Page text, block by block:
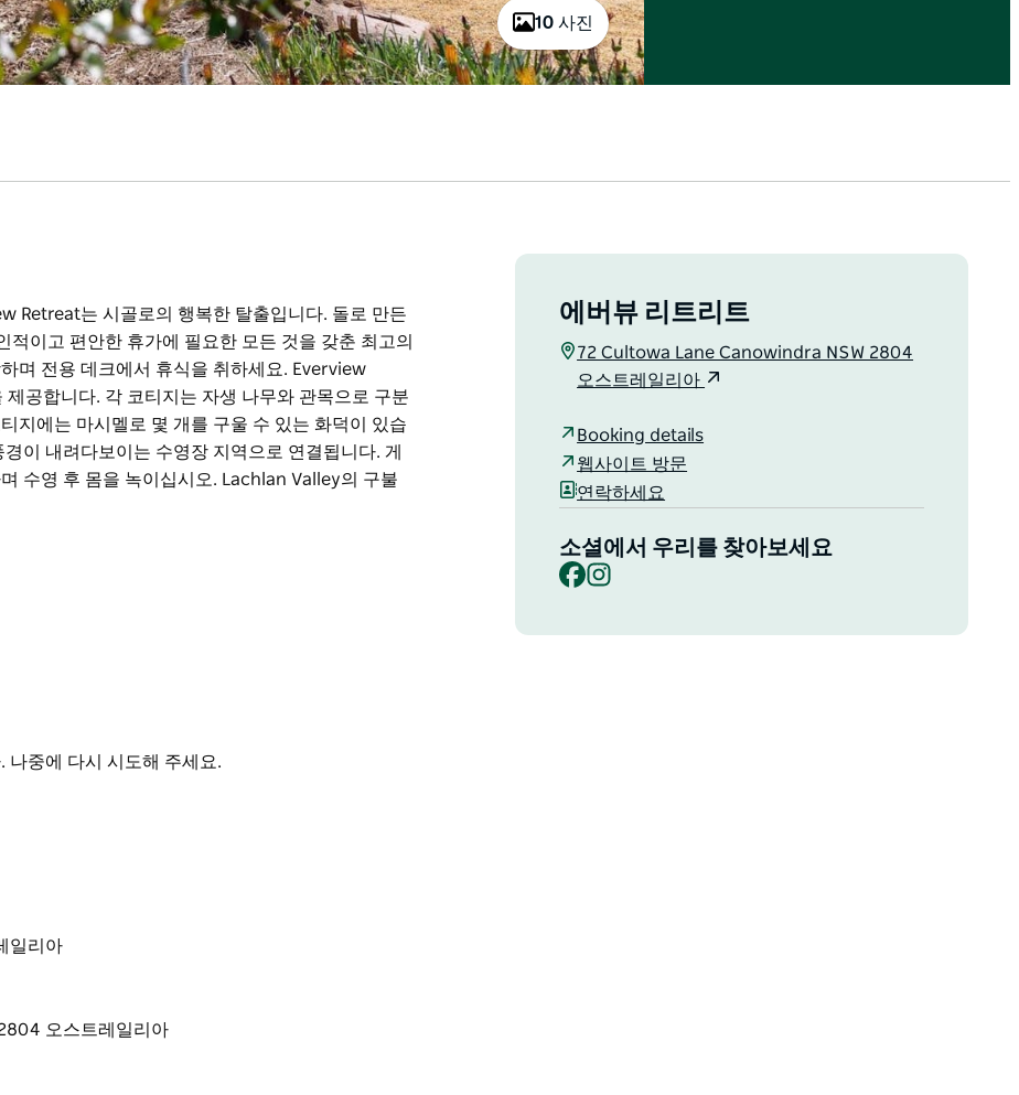
10 사진
Retreat는 시골로의 행복한 탈출입니다. 돌로 만든
이고 편안한 휴가에 필요한 모든 것을 갖춘 최고의
며 전용 데크에서 휴식을 취하세요. Everview
공합니다. 각 코티지는 자생 나무와 관목으로 구분
지에는 마시멜로 몇 개를 구울 수 있는 화덕이 있습
이 내려다보이는 수영장 지역으로 연결됩니다. 게
수영 후 몸을 녹이십시오. Lachlan Valley의 구불
소는 개인적이고 편안한 휴가에 필요한 모든 것을
을 취하며 수영 후 몸을 녹이십시오.
를 내밀 때 코티지 데크에서 일출의 따스함을 느껴
에버뷰 리트리트
72 Cultowa Lane Canowindra NSW 2804
오스트레일리아
Booking details
웹사이트 방문
연락하세요
소셜에서 우리를 찾아보세요
Facebook
나중에 다시 시도해 주세요.
일리아